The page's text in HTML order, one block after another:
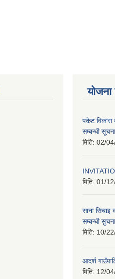
योजना
पकेट विकास
सम्बन्धी
मिति: 02/
मिति: 01/
साना सिचाइ
सम्बन्धी
मिति: 10/
आदर्श
मिति: 12/